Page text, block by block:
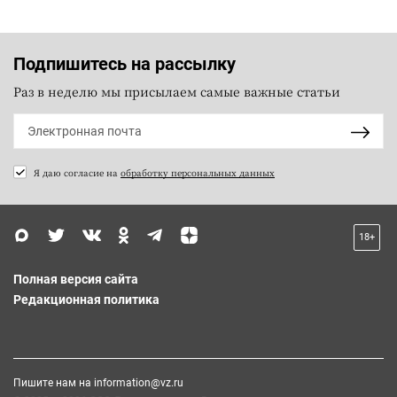
Подпишитесь на рассылку
Раз в неделю мы присылаем самые важные статьи
Я даю согласие на обработку персональных данных
18+
Полная версия сайта
Редакционная политика
Пишите нам на information@vz.ru